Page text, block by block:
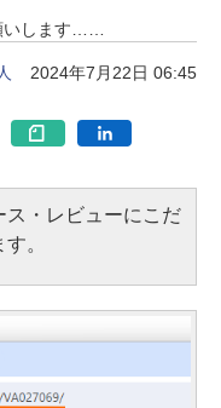
します……
2024年7月22日 06:45
・レビューにこだ
。